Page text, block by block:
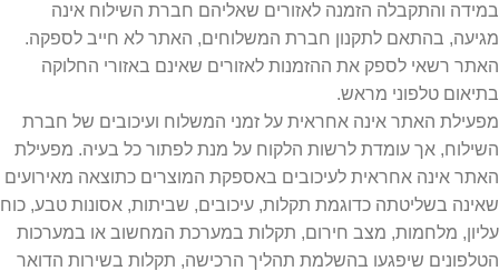
במידה והתקבלה הזמנה לאזורים שאליהם חברת השילוח אינה
מגיעה, בהתאם לתקנון חברת המשלוחים, האתר לא חייב לספקה.
האתר רשאי לספק את ההזמנות לאזורים שאינם באזורי החלוקה
בתיאום טלפוני מראש.
מפעילת האתר אינה אחראית על זמני המשלוח ועיכובים של חברת
השילוח, אך עומדת לרשות הלקוח על מנת לפתור כל בעיה. מפעילת
האתר אינה אחראית לעיכובים באספקת המוצרים כתוצאה מאירועים
שאינה בשליטתה כדוגמת תקלות, עיכובים, שביתות, אסונות טבע, כוח
עליון, מלחמות, מצב חירום, תקלות במערכת המחשוב או במערכות
הטלפונים שיפגעו בהשלמת תהליך הרכישה, תקלות בשירות הדואר